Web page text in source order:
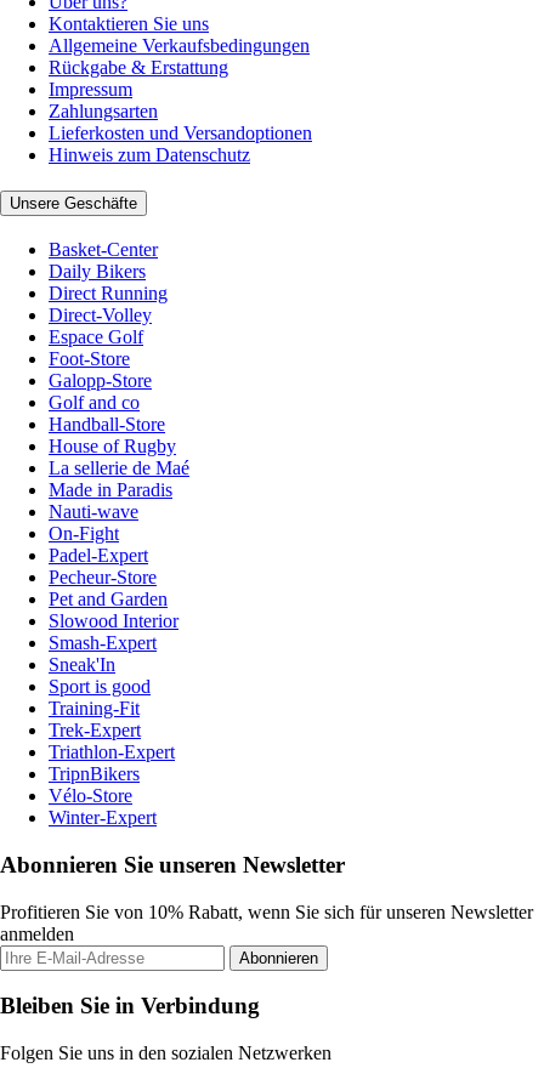
Kontaktieren Sie uns
Allgemeine Verkaufsbedingungen
Rückgabe & Erstattung
Impressum
Zahlungsarten
Lieferkosten und Versandoptionen
Hinweis zum Datenschutz
Unsere Geschäfte
Basket-Center
Daily Bikers
Direct Running
Direct-Volley
Espace Golf
Foot-Store
Galopp-Store
Golf and co
Handball-Store
House of Rugby
La sellerie de Maé
Made in Paradis
Nauti-wave
On-Fight
Padel-Expert
Pecheur-Store
Pet and Garden
Slowood Interior
Smash-Expert
Sneak'In
Sport is good
Training-Fit
Trek-Expert
Triathlon-Expert
TripnBikers
Vélo-Store
Winter-Expert
Abonnieren Sie unseren Newsletter
Profitieren Sie von 10% Rabatt, wenn Sie sich für unseren Newsletter
anmelden
Abonnieren
Bleiben Sie in Verbindung
Folgen Sie uns in den sozialen Netzwerken